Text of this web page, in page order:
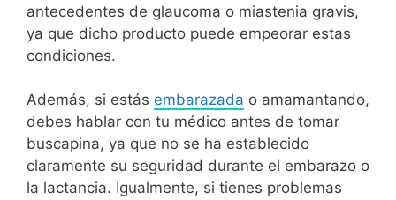
antecedentes de glaucoma o miastenia gravis,
ya que dicho producto puede empeorar estas
condiciones.
Además, si estás embarazada o amamantando,
debes hablar con tu médico antes de tomar
buscapina, ya que no se ha establecido
claramente su seguridad durante el embarazo o
la lactancia. Igualmente, si tienes problemas